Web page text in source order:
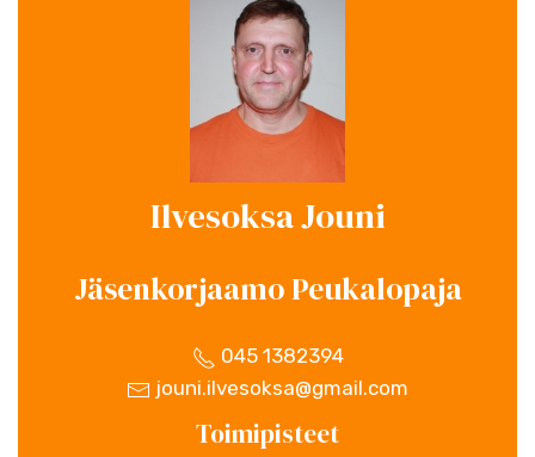
Ilvesoksa Jouni
Jäsenkorjaamo Peukalopaja
045 1382394
jouni.ilvesoksa@gmail.com
Toimipisteet